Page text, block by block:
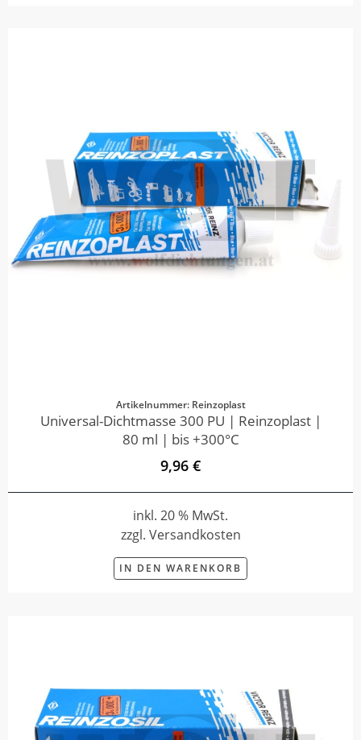
Artikelnummer: Reinzoplast
Universal-Dichtmasse 300 PU | Reinzoplast |
80 ml | bis +300°C
9,96 €
inkl. 20 % MwSt.
zzgl. Versandkosten
IN DEN WARENKORB